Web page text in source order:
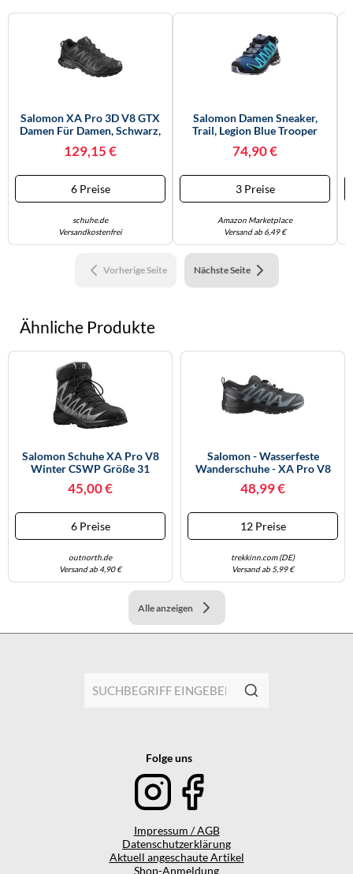
Salomon XA Pro 3D V8 GTX
Damen Für Damen, Schwarz,
129,15 €
6 Preise
schuhe.de
Versandkostenfrei
Salomon Damen Sneaker,
Trail, Legion Blue Trooper
74,90 €
3 Preise
Amazon Marketplace
Versand ab 6,49 €
Vorherige Seite Nächste Seite
Ähnliche Produkte
Salomon Schuhe XA Pro V8
Winter CSWP Größe 31
45,00 €
6 Preise
outnorth.de
Versand ab 4,90 €
Salomon - Wasserfeste
Wanderschuhe - XA Pro V8
WP J Black / Turbulence /
Quarry - Kindergröße 33 -
48,99 €
12 Preise
trekkinn.com (DE)
Versand ab 5,99 €
Alle anzeigen
Folge uns
Impressum / AGB
Datenschutzerklärung
Aktuell angeschaute Artikel
Shop-Anmeldung